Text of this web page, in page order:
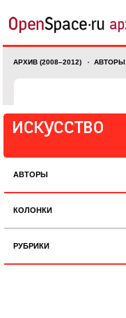
АРХИВ (2008–2012) АВТОРЫ
АВТОРЫ
КОЛОНКИ
РУБРИКИ